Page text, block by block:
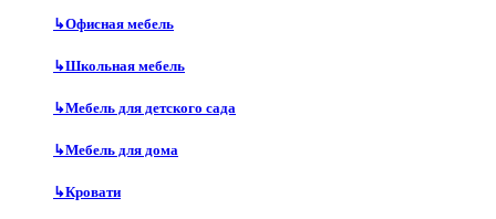
↳Офисная мебель
↳Школьная мебель
↳Мебель для детского сада
↳Мебель для дома
↳Кровати